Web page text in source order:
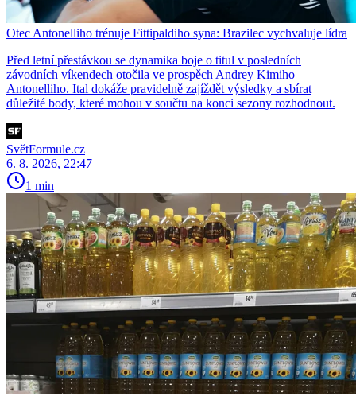
Otec Antonelliho trénuje Fittipaldiho syna: Brazilec vychvaluje lídra
Před letní přestávkou se dynamika boje o titul v posledních
závodních víkendech otočila ve prospěch Andrey Kimiho
Antonelliho. Ital dokáže pravidelně zajíždět výsledky a sbírat
důležité body, které mohou v součtu na konci sezony rozhodnout.
SvětFormule.cz
6. 8. 2026, 22:47
1 min